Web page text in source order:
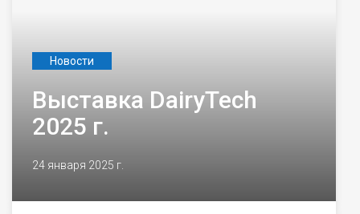
Новости
Выставка DairyTech
2025 г.
24 января 2025 г.